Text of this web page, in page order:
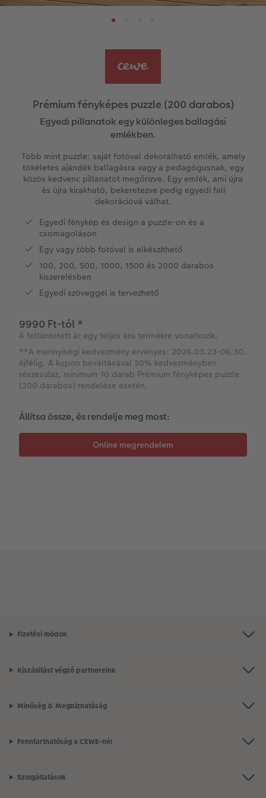
Könyvsablonok
Vásárlói mintakönyvek
Kids CEWE FOTÓKÖNYV
Art Collection CEWE FOTÓKÖNYV
Kiegészítők
CEWE myPhotos
Little Prints
Matt Prints
Prémium poszter
Art Prints
Fotókidolgozás normál
Fényképtároló dobozok
Fotócsomagok
Fotómatrica
Azonnali fotókidolgozás
Kiegészítők
CEWE myPhotos
Direkt nyomtatású akrilüveg fotó
Direkt nyomtatású alufotó
Habkarton
Esküvői köszöntő tábla
Poszterléc
Hexxas
Fafotó
Többrészes fali dekoráció
Fotókollázsok
XXL Retró fotó
Kiegészítők
CEWE myPhotos
Dekorációk
Üdvözlőkártyák
Iskolaszer és irodaszer
Fényképes ajándékdobozok
Textíliák
Art Prints
Fényképes naptárak
CEWE FOTÓKÖNYV Kids
CEWE myPhotos
Határidőnaptár
Kiegészítők
CEWE videós podcast
CEWE PHOTO AWARD FOTÓPÁLYÁZAT
Hogyan készíts jobb képeket a
CEWE sztorik
Egyedi ajándékötletek
Ajándékötletek szeretteinek
Utazás
Esküvő
Prémium fényképes puzzle (200 darabos)
Egyedi pillanatok egy különleges ballagási
emlékben.
Több mint puzzle: saját fotóval dekorálható emlék, amely
tökéletes ajándék ballagásra vagy a pedagógusnak, egy
közös kedvenc pillanatot megőrizve. Egy emlék, ami újra
és újra kirakható, bekeretezve pedig egyedi fali
dekorációvá válhat.
Egyedi fénykép és design a puzzle-on és a
csomagoláson
Egy vagy több fotóval is elkészíthető
100, 200, 500, 1000, 1500 és 2000 darabos
kiszerelésben
Egyedi szöveggel is tervezhető
9990 Ft-tól *
A feltüntetett ár egy teljes árú termékre vonatkozik.
**A mennyiségi kedvezmény érvényes: 2026.03.23-06.30.
éjfélig. A kupon beváltásával 30% kedvezményben
részesülsz, minimum 10 darab Prémium fényképes puzzle
(200 darabos) rendelése esetén.
Állítsa össze, és rendelje meg most:
Fizetési módok
Kiszállítást végző partnereink
Minőség & Megbízhatóság
Fenntarthatóság a CEWE-nél
Szolgáltatások